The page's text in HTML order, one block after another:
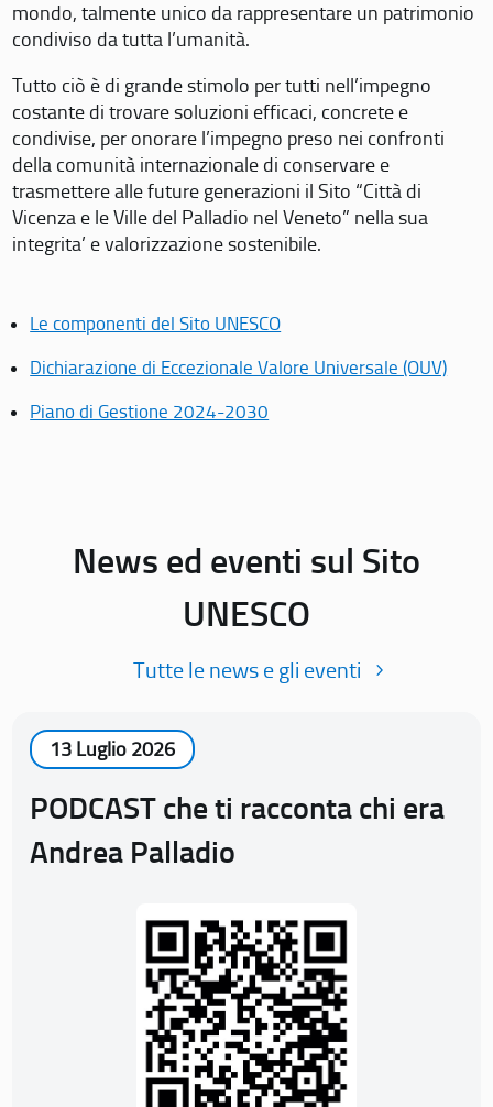
mondo, talmente unico da rappresentare un patrimonio
condiviso da tutta l’umanità.
Tutto ciò è di grande stimolo per tutti nell’impegno
costante di trovare soluzioni efficaci, concrete e
condivise, per onorare l’impegno preso nei confronti
della comunità internazionale di conservare e
trasmettere alle future generazioni il Sito “Città di
Vicenza e le Ville del Palladio nel Veneto” nella sua
integrita’ e valorizzazione sostenibile.
Le componenti del Sito UNESCO
Dichiarazione di Eccezionale Valore Universale (OUV)
Piano di Gestione 2024-2030
News ed eventi sul Sito
UNESCO
Tutte le news e gli eventi
13 Luglio 2026
PODCAST che ti racconta chi era
Andrea Palladio